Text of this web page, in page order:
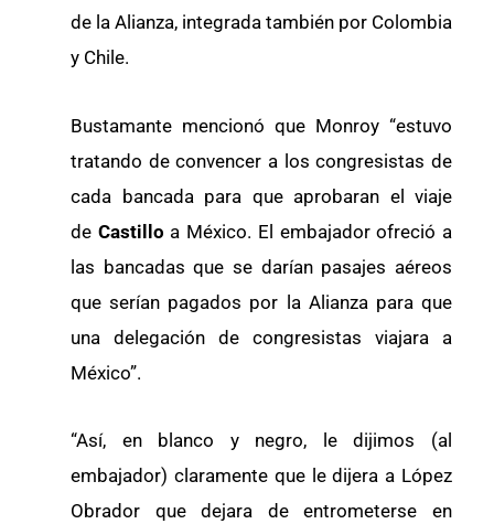
de la Alianza, integrada también por Colombia
y Chile.
Bustamante mencionó que Monroy “estuvo
tratando de convencer a los congresistas de
cada bancada para que aprobaran el viaje
de Castillo a México. El embajador ofreció a
las bancadas que se darían pasajes aéreos
que serían pagados por la Alianza para que
una delegación de congresistas viajara a
México”.
“Así, en blanco y negro, le dijimos (al
embajador) claramente que le dijera a López
Obrador que dejara de entrometerse en